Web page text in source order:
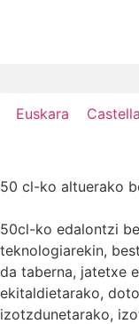
Euskara
50 cl-ko altuerako
50cl-ko edalontzi
teknologiarekin,
da taberna, jatetxe
ekitaldietarako,
izotzdunetarako,